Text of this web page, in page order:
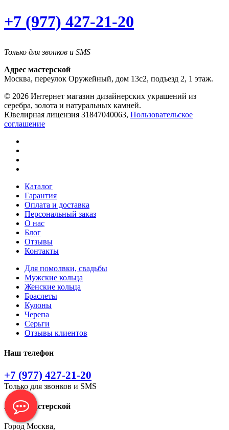
+7 (977) 427-21-20
Только для звонков и SMS
Адрес мастерской
Москва, переулок Оружейный, дом 13с2, подъезд 2, 1 этаж.
© 2026 Интернет магазин дизайнерских украшений из
серебра, золота и натуральных камней.
Ювелирная лицензия 31847040063, Пользовательское
соглашение
Каталог
Гарантия
Оплата и доставка
Персональный заказ
О нас
Блог
Отзывы
Контакты
Для помолвки, свадьбы
Мужские кольца
Женские кольца
Браслеты
Кулоны
Черепа
Серьги
Отзывы клиентов
Наш телефон
+7 (977) 427-21-20
Только для звонков и SMS
Адрес мастерской
Город Москва,